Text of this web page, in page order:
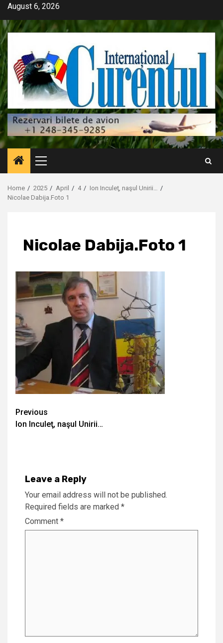
Skip
content
August 6, 2026
Primary
Menu
Home 2025 April 4
Ion Inculeţ, naşul Unirii…
Nicolae Dabija.Foto 1
Nicolae Dabija.Foto 1
Continue
Reading
Previous
Ion Inculeţ, naşul Unirii…
Leave a Reply
Your email address will not be published.
Required fields are marked *
Comment *